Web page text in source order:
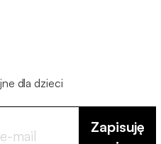
dla dzieci
Zapisuję